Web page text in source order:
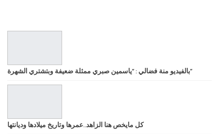
بالفيديو منة فضالي : “ياسمين صبري ممثلة ضعيفة وبتشتري الشهرة”
كل مايخص هنا الزاهد..عمرها وتاريخ ميلادها وديانتها